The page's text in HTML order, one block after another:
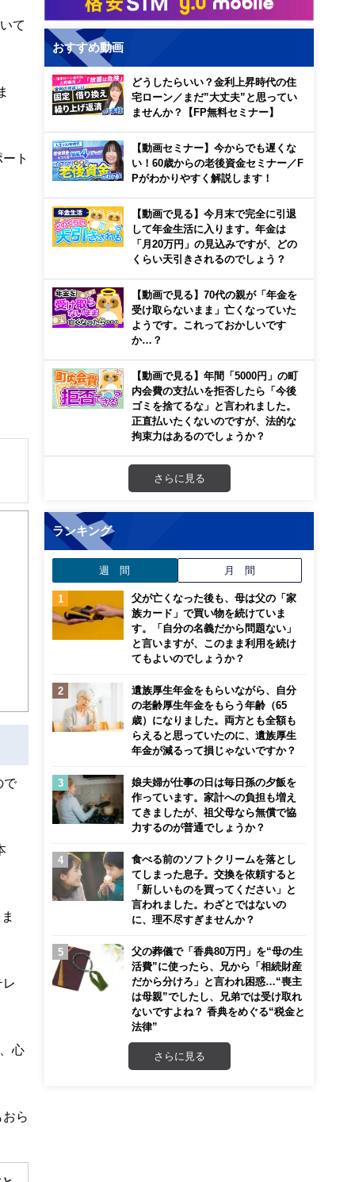
て
ト
で
心
ら
おすすめ動画
どうしたらいい？金利上昇時代の住
宅ローン／まだ”大丈夫”と思ってい
ませんか？【FP無料セミナー】
【動画セミナー】今からでも遅くな
い！60歳からの老後資金セミナー／F
Pがわかりやすく解説します！
【動画で見る】今月末で完全に引退
して年金生活に入ります。年金は
「月20万円」の見込みですが、どの
くらい天引きされるのでしょう？
【動画で見る】70代の親が「年金を
受け取らないまま」亡くなっていた
ようです。これっておかしいです
か…？
【動画で見る】年間「5000円」の町
内会費の支払いを拒否したら「今後
ゴミを捨てるな」と言われました。
正直払いたくないのですが、法的な
拘束力はあるのでしょうか？
さらに見る
ランキング
週 間 月 間
父が亡くなった後も、母は父の「家
族カード」で買い物を続けていま
す。「自分の名義だから問題ない」
と言いますが、このまま利用を続け
てもよいのでしょうか？
遺族厚生年金をもらいながら、自分
の老齢厚生年金をもらう年齢（65
歳）になりました。両方とも全額も
らえると思っていたのに、遺族厚生
年金が減るって損じゃないですか？
娘夫婦が仕事の日は毎日孫の夕飯を
作っています。家計への負担も増え
てきましたが、祖父母なら無償で協
力するのが普通でしょうか？
食べる前のソフトクリームを落とし
てしまった息子。交換を依頼すると
「新しいものを買ってください」と
言われました。わざとではないの
に、理不尽すぎませんか？
父の葬儀で「香典80万円」を“母の生
活費”に使ったら、兄から「相続財産
だから分けろ」と言われ困惑…“喪主
は母親”でしたし、兄弟では受け取れ
ないですよね？ 香典をめぐる“税金と
法律”
さらに見る